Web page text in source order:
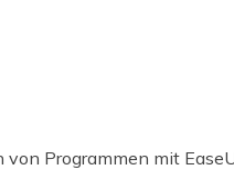
Programmen mit